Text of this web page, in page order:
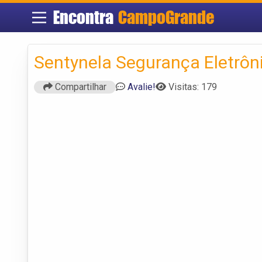
Encontra CampoGrande
Sentynela Segurança
Compartilhar Avalie! Visitas: 179